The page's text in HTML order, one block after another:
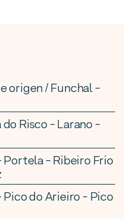
origen / Funchal -
Risco - Larano -
- Ribeiro Frio
do Arieiro - Pico